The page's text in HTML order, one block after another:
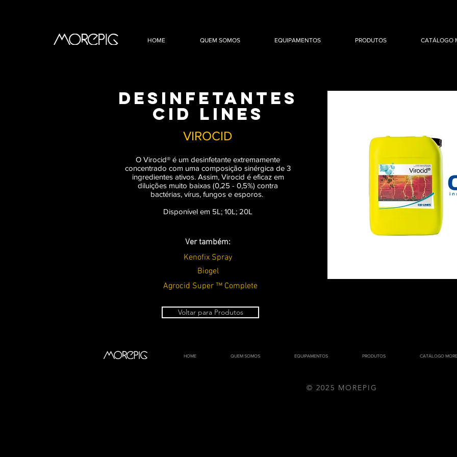
HOME QUEM SOMOS EQUIPAMENTOS PRODUTOS CATÁLOGO
Desinfetantes
cid lines
VIROCID
O Virocid® é um desinfetante extremamente
concentrado com uma composição sinérgica de 3
ingredientes ativos. Assim, Virocid é eficaz em
diluições muito baixas (0,25 - 0,5%) contra
bactérias, vírus, fungos e esporos.
Disponível em 5L; 10L; 20L
Ver também:
Kenofix Spray
Biogel
Agrocid Super ™ Complete
Voltar para Produtos
HOME QUEM SOMOS EQUIPAMENTOS PRODUTOS CATÁLOGO
© 2025 MOREPIG